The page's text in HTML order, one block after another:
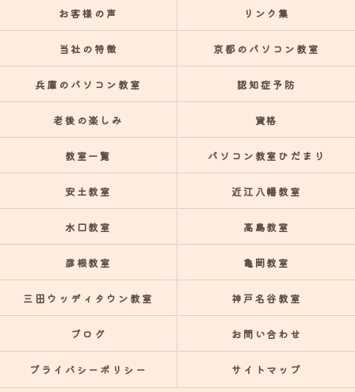
お客様の声 リンク集
当社の特徴 京都のパソコン教室
兵庫のパソコン教室 認知症予防
老後の楽しみ 資格
教室一覧 パソコン教室ひだまり
安土教室 近江八幡教室
水口教室 高島教室
彦根教室 亀岡教室
三田ウッディタウン教室 神戸名谷教室
ブログ お問い合わせ
プライバシーポリシー サイトマップ